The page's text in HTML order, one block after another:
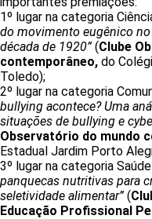
1º lugar na categoria
do movimento eugênico
década de 1920”(Clube
contemporâneo, do
Toledo);
2º lugar na categoria
bullying acontece? Uma
situações de bullying e
Observatório do mundo
Estadual Jardim Porto
3º lugar na categoria
panquecas nutritivas para
seletividade alimentar”(
Educação Profissional